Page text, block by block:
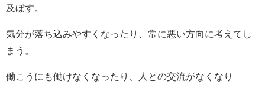
及ぼす。
気分が落ち込みやすくなったり、常に悪い方向に考えてし
まう。
働こうにも働けなくなったり、人との交流がなくなり